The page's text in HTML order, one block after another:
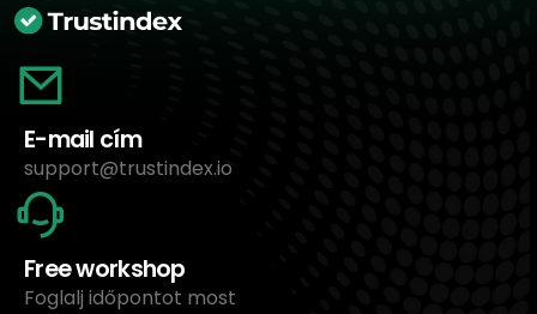
E-mail cím
support@trustindex.io
Free workshop
Foglalj időpontot most